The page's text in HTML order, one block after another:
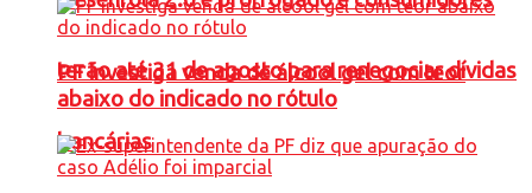
terão até 31 de agosto para renegociar dívidas
bancárias
PF investiga venda de álcool gel com teor
abaixo do indicado no rótulo